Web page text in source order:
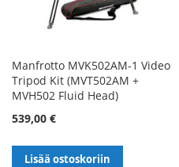
Manfrotto MVK502AM-1 Video
Tripod Kit (MVT502AM +
MVH502 Fluid Head)
539,00 €
Lisää ostoskoriin